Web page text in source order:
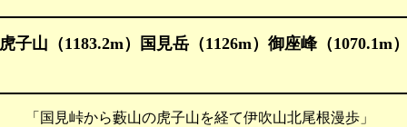
虎子山（1183.2m）国見岳（1126m）御座峰（1070.1m
見峠から藪山の虎子山を経て伊吹山北尾根漫歩」